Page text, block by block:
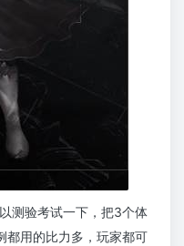
测验考试一下，把3个体
都用的比力多，玩家都可